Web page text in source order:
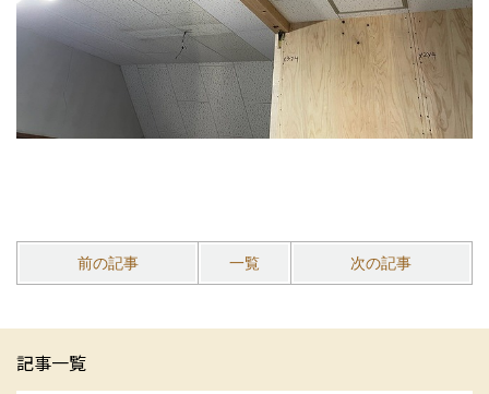
前の記事 一覧 次の記事
記事一覧